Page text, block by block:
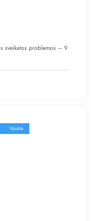
sveikatos problemos – 9
Vaistai